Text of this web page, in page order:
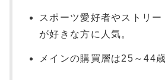
スポーツ愛好者やストリ
が好きな方に人気。
メインの購買層は25～44歳